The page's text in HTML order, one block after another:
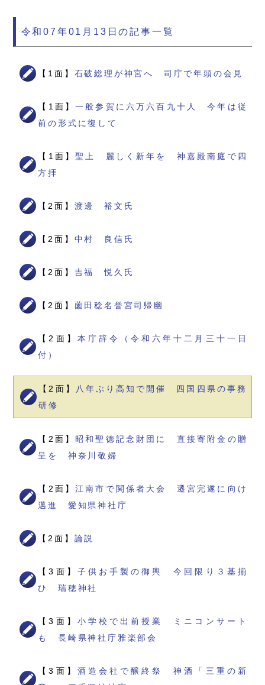
令和07年01月13日の記事一覧
【1面】 石破総理が神宮へ 司庁で年頭の会見
【1面】一般参賀に六万六百九十人 今年は従
前の形式に復して
【1面】聖上 麗しく新年を 神嘉殿南庭で四
方拝
【2面】 渡邊 裕文氏
【2面】 中村 良信氏
【2面】 吉福 悦久氏
【2面】 薗田稔名誉宮司帰幽
【2面】 本庁辞令（令和六年十二月三十一日
付）
【2面】
八年ぶり高知で開催 四国四県の事務
研修
【2面】 昭和聖徳記念財団に 直接寄附金の贈
呈を 神奈川敬婦
【2面】江南市で関係者大会 遷宮完遂に向け
邁進 愛知県神社庁
【2面】 論説
【3面】 子供お手製の御輿 今回限り３基揃
ひ 瑞穂神社
【3面】 小学校で出前授業 ミニコンサート
も 長崎県神社庁雅楽部会
【3面】 酒造会社で醸終祭 神酒「三重の新